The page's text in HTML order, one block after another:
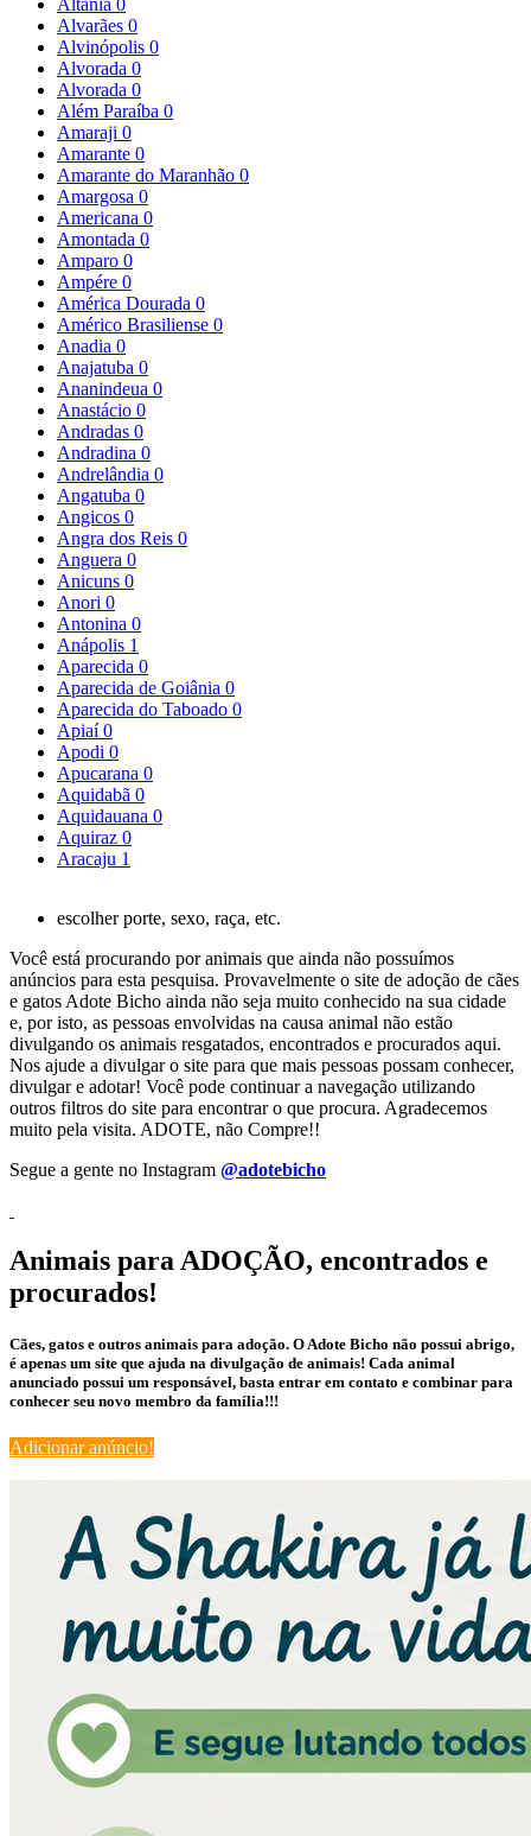
Altãnia 0
Alvarães 0
Alvinópolis 0
Alvorada 0
Alvorada 0
Além Paraíba 0
Amaraji 0
Amarante 0
Amarante do Maranhão 0
Amargosa 0
Americana 0
Amontada 0
Amparo 0
Ampére 0
América Dourada 0
Américo Brasiliense 0
Anadia 0
Anajatuba 0
Ananindeua 0
Anastácio 0
Andradas 0
Andradina 0
Andrelândia 0
Angatuba 0
Angicos 0
Angra dos Reis 0
Anguera 0
Anicuns 0
Anori 0
Antonina 0
Anápolis 1
Aparecida 0
Aparecida de Goiânia 0
Aparecida do Taboado 0
Apiaí0
Apodi 0
Apucarana 0
Aquidabã 0
Aquidauana 0
Aquiraz 0
Aracaju 1
escolher porte, sexo, raça, etc.
Você está procurando por animais que ainda não possuímos
anúncios para esta pesquisa. Provavelmente o site de adoção de cães
e gatos Adote Bicho ainda não seja muito conhecido na sua cidade
e, por isto, as pessoas envolvidas na causa animal não estão
divulgando os animais resgatados, encontrados e procurados aqui.
Nos ajude a divulgar o site para que mais pessoas possam conhecer,
divulgar e adotar! Você pode continuar a navegação utilizando
outros filtros do site para encontrar o que procura. Agradecemos
muito pela visita. ADOTE, não Compre!!
Segue a gente no Instagram @adotebicho
Animais para ADOÇÃO, encontrados e
procurados!
Cães, gatos e outros animais para adoção. O Adote Bicho não possui abrigo,
é apenas um site que ajuda na divulgação de animais! Cada animal
anunciado possui um responsável, basta entrar em contato e combinar para
conhecer seu novo membro da família!!!
Adicionar anúncio!